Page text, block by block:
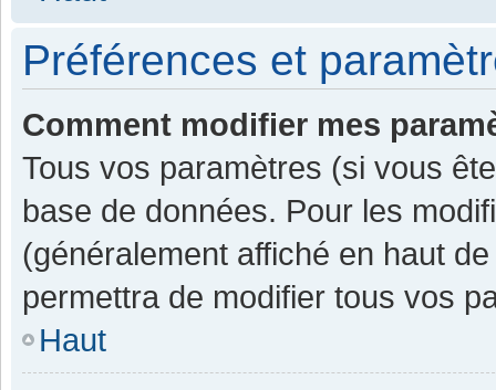
Préférences et
Comment modifier mes
Tous vos paramètres (si vous
base de données. Pour les
(généralement affiché en haut
permettra de modifier tous vos
Haut